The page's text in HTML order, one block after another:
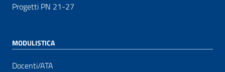
Progetti PN 21-27
MODULISTICA
Docenti/ATA